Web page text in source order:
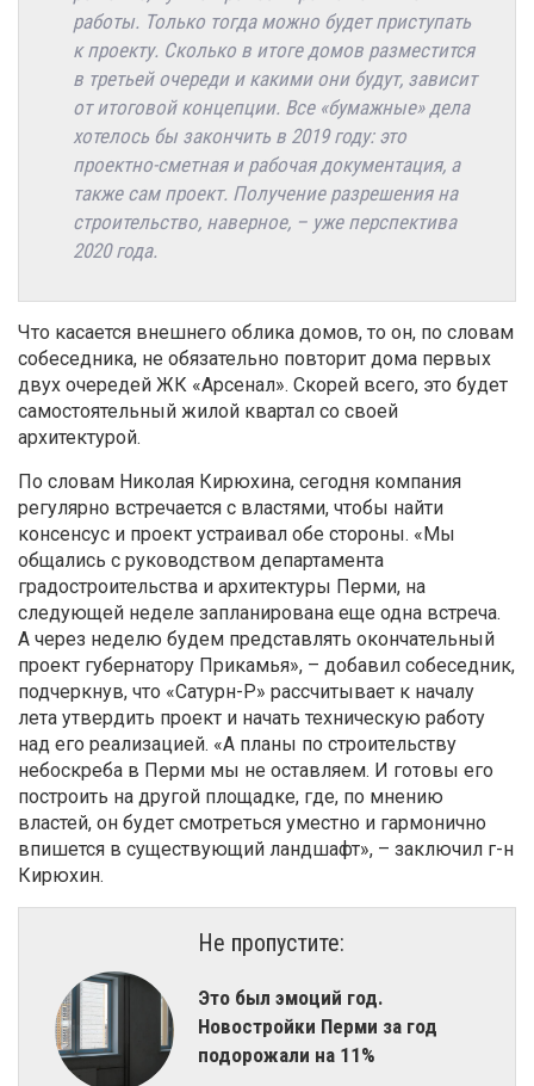
работы. Только тогда можно будет приступать
к проекту. Сколько в итоге домов разместится
в третьей очереди и какими они будут, зависит
от итоговой концепции. Все «бумажные» дела
хотелось бы закончить в 2019 году: это
проектно-сметная и рабочая документация, а
также сам проект. Получение разрешения на
строительство, наверное, – уже перспектива
2020 года.
Что касается внешнего облика домов, то он, по словам
собеседника, не обязательно повторит дома первых
двух очередей ЖК «Арсенал». Скорей всего, это будет
самостоятельный жилой квартал со своей
архитектурой.
По словам Николая Кирюхина, сегодня компания
регулярно встречается с властями, чтобы найти
консенсус и проект устраивал обе стороны. «Мы
общались с руководством департамента
градостроительства и архитектуры Перми, на
следующей неделе запланирована еще одна встреча.
А через неделю будем представлять окончательный
проект губернатору Прикамья», – добавил собеседник,
подчеркнув, что «Сатурн-Р» рассчитывает к началу
лета утвердить проект и начать техническую работу
над его реализацией. «А планы по строительству
небоскреба в Перми мы не оставляем. И готовы его
построить на другой площадке, где, по мнению
властей, он будет смотреться уместно и гармонично
впишется в существующий ландшафт», – заключил г-н
Кирюхин.
Не пропустите:
Это был эмоций год.
Новостройки Перми за год
подорожали на 11%